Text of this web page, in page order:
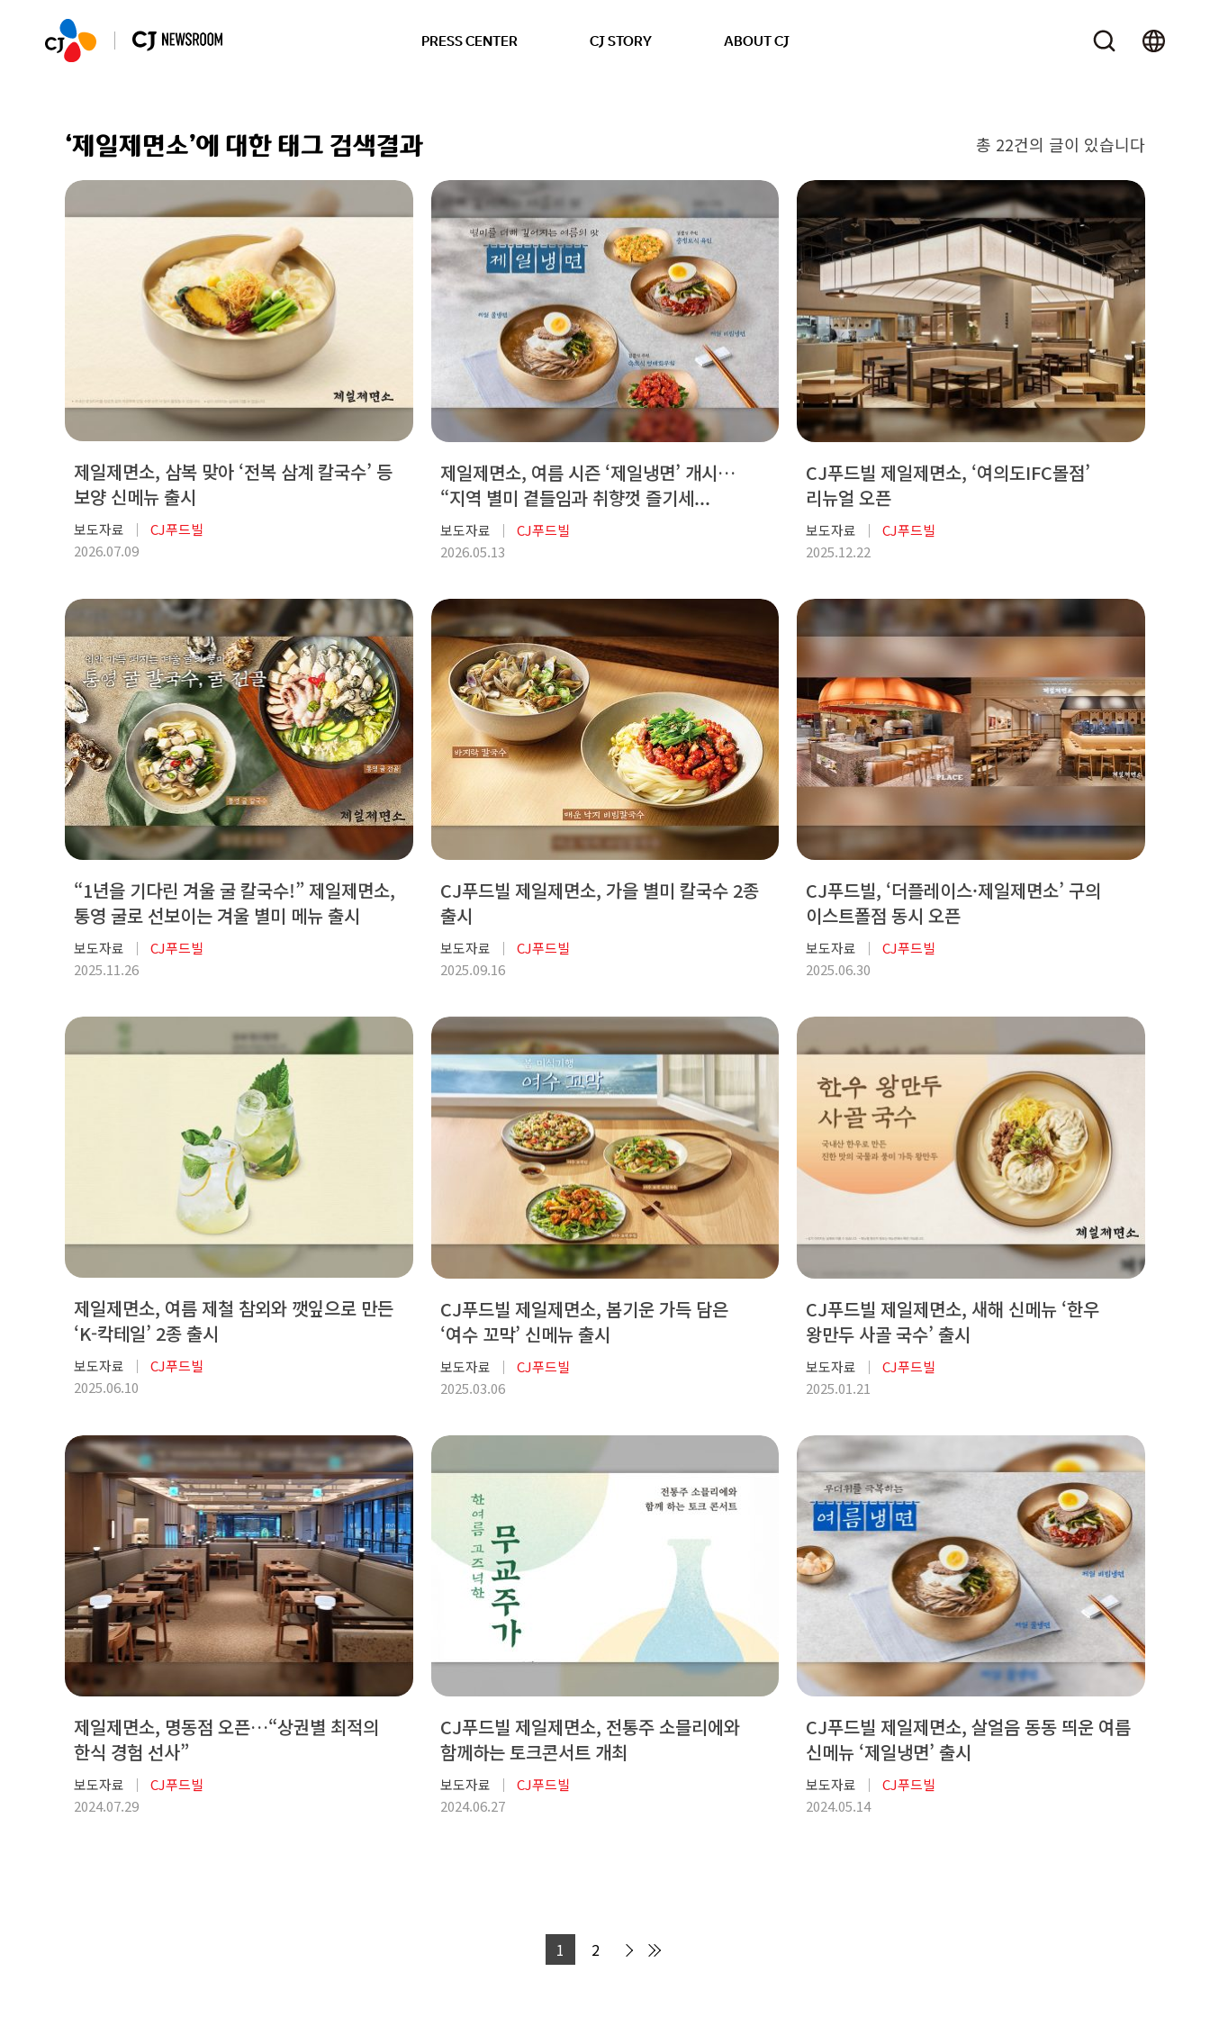
PRESS CENTER CJ STORY ABOUT CJ
‘제일제면소’에 대한 태그 검색결과 총 22건의 글이 있습니다
제일제면소, 삼복 맞아 ‘전복 삼계 칼국수’ 등
보양 신메뉴 출시
보도자료
CJ푸드빌
2026.07.09
제일제면소, 여름 시즌 ‘제일냉면’ 개시…
“지역 별미 곁들임과 취향껏 즐기세...
보도자료
CJ푸드빌
2026.05.13
CJ푸드빌 제일제면소, ‘여의도IFC몰점’
리뉴얼 오픈
보도자료
CJ푸드빌
2025.12.22
“1년을 기다린 겨울 굴 칼국수!” 제일제면소,
통영 굴로 선보이는 겨울 별미 메뉴 출시
보도자료
CJ푸드빌
2025.11.26
CJ푸드빌 제일제면소, 가을 별미 칼국수 2종
출시
보도자료
CJ푸드빌
2025.09.16
CJ푸드빌, ‘더플레이스·제일제면소’ 구의
이스트폴점 동시 오픈
보도자료
CJ푸드빌
2025.06.30
제일제면소, 여름 제철 참외와 깻잎으로 만든
‘K-칵테일’ 2종 출시
보도자료
CJ푸드빌
2025.06.10
CJ푸드빌 제일제면소, 봄기운 가득 담은
‘여수 꼬막’ 신메뉴 출시
보도자료
CJ푸드빌
2025.03.06
CJ푸드빌 제일제면소, 새해 신메뉴 ‘한우
왕만두 사골 국수’ 출시
보도자료
CJ푸드빌
2025.01.21
제일제면소, 명동점 오픈…“상권별 최적의
한식 경험 선사”
보도자료
CJ푸드빌
2024.07.29
CJ푸드빌 제일제면소, 전통주 소믈리에와
함께하는 토크콘서트 개최
보도자료
CJ푸드빌
2024.06.27
CJ푸드빌 제일제면소, 살얼음 동동 띄운 여름
신메뉴 ‘제일냉면’ 출시
보도자료
CJ푸드빌
2024.05.14
1 2